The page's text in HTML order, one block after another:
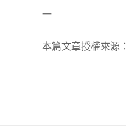
—
本篇文章授權來源：